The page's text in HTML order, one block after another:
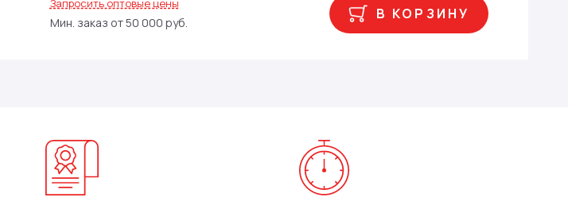
Запросить оптовые цены
Мин. заказ от 50 000 руб.
В КОРЗИНУ